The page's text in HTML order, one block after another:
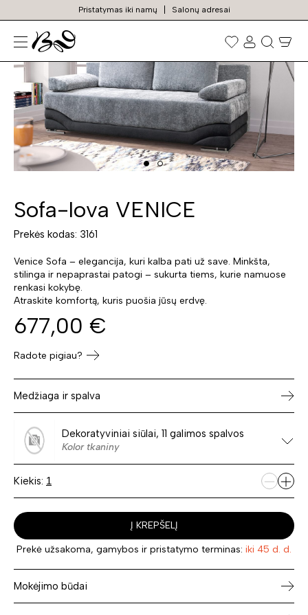
Pristatymas iki namų Salonų adresai
Prekių
paieška
N
Sofa-lova VENICE
Prekės kodas: 3161
Venice Sofa – elegancija, kuri kalba pati už save. Minkšta,
stilinga ir nepaprastai patogi – sukurta tiems, kurie namuose
renkasi kokybę.
Atraskite komfortą, kuris puošia jūsų erdvę.
677,00 €
Radote pigiau?
Medžiaga ir spalva
Dekoratyviniai siūlai, 11 galimos spalvos
Kolor tkaniny
Kiekis:
Į KREPŠELĮ
Prekė užsakoma, gamybos ir pristatymo terminas: iki 45 d. d.
Mokėjimo būdai